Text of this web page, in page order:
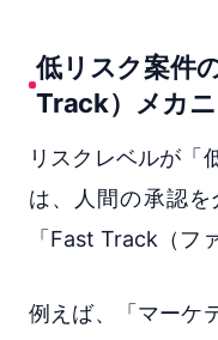
低リスク案件
Track）メカ
リスクレベルが「
は、人間の承認
「Fast Track（フ
例えば、「マーケ